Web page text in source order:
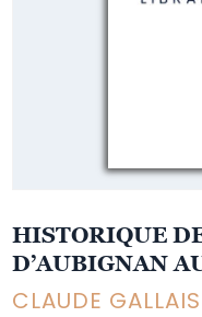
HISTORIQUE
D’AUBIGNAN
CLAUDE GALLAIS